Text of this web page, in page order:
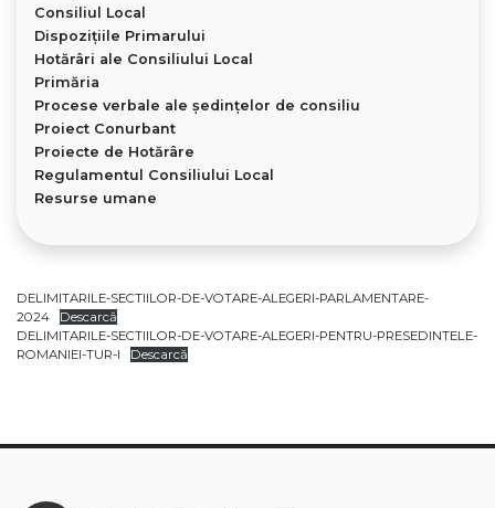
Consiliul Local
Dispoziţiile Primarului
Hotărâri ale Consiliului Local
Primăria
Procese verbale ale ședințelor de consiliu
Proiect Conurbant
Proiecte de Hotărâre
Regulamentul Consiliului Local
Resurse umane
DELIMITARILE-SECTIILOR-DE-VOTARE-ALEGERI-PARLAMENTARE-
2024
Descarcă
DELIMITARILE-SECTIILOR-DE-VOTARE-ALEGERI-PENTRU-PRESEDINTELE-
ROMANIEI-TUR-I
Descarcă